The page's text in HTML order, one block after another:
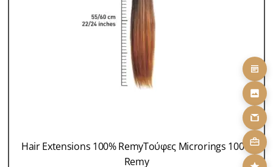
Hair Extensions 100% RemyΤούφες Microrings 100%
Remy